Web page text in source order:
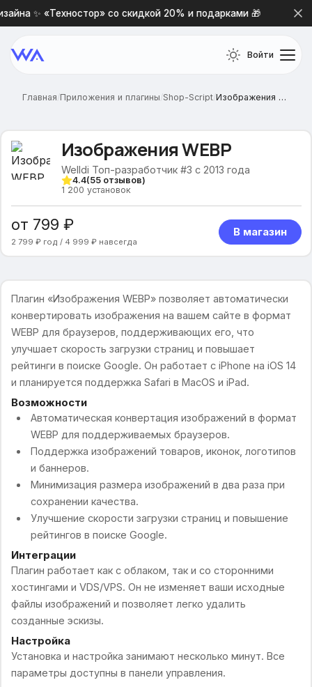
✨ «Техностор» со скидкой 20% и подарками 🎁
Войти
Главная/Приложения и плагины/Shop-Script/ Изображения WEBP
Изображения WEBP
Welldi Топ-разработчик #3 с 2013 года
4.4(55отзывов)
1 200 установок
от 799 ₽
2 799 ₽ год / 4 999 ₽ навсегда
В магазин
Плагин «Изображения WEBP» позволяет автоматически
конвертировать изображения на вашем сайте в формат
WEBP для браузеров, поддерживающих его, что
улучшает скорость загрузки страниц и повышает
рейтинги в поиске Google. Он работает с iPhone на iOS 14
и планируется поддержка Safari в MacOS и iPad.
Возможности
Автоматическая конвертация изображений в формат
WEBP для поддерживаемых браузеров.
Поддержка изображений товаров, иконок, логотипов
и баннеров.
Минимизация размера изображений в два раза при
сохранении качества.
Улучшение скорости загрузки страниц и повышение
рейтингов в поиске Google.
Интеграции
Плагин работает как с облаком, так и со сторонними
хостингами и VDS/VPS. Он не изменяет ваши исходные
файлы изображений и позволяет легко удалить
созданные эскизы.
Настройка
Установка и настройка занимают несколько минут. Все
параметры доступны в панели управления.